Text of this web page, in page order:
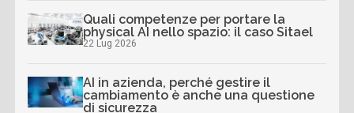
Quali competenze per portare la
physical AI nello spazio: il caso Sitael
22 Lug 2026
AI in azienda, perché gestire il
cambiamento è anche una questione
di sicurezza